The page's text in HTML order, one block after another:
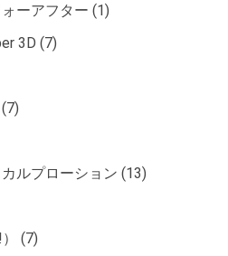
ーアフター (1)
3D (7)
(7)
ルプローション (13)
(7)